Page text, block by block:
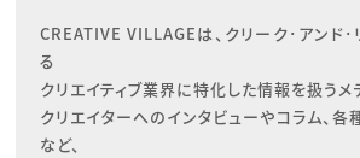
CREATIVE VILLAGEは、クリーク･アンド
る
クリエイティブ業界に特化した情報を扱うメ
クリエイターへのインタビューやコラム、各
など、